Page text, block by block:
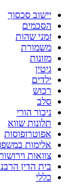
יישוב סכסוך
הסכמים
זמני שהות
משמורת
מזונות
גיטין
ילדים
רכוש
סלב
ניכור הורי
תלונות שווא
אפוטרופוסות
אלימות
צוואות
בית הדין
כללי